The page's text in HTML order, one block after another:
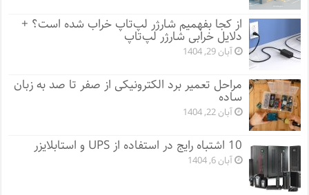
از کجا بفهمیم شارژر لپ‌تاپ خراب شده است؟ +
دلایل خرابی شارژر لپ‌تاپ
آبان 29, 1404
مراحل تعمیر برد الکترونیکی از صفر تا صد به زبان
ساده
آبان 22, 1404
10 اشتباه رایج در استفاده از UPS و استابلایزر
آبان 6, 1404